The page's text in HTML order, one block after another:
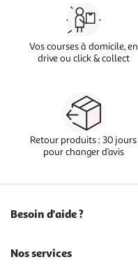
Vos courses à domicile, en
drive ou click & collect
Retour produits : 30 jours
pour changer d’avis
Besoin d'aide ?
Nos services